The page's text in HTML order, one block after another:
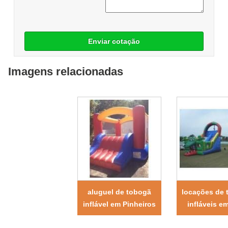
Enviar cotação
Imagens relacionadas
aluguel de tobogã
inflável em Pinheiros
locações de
infláveis